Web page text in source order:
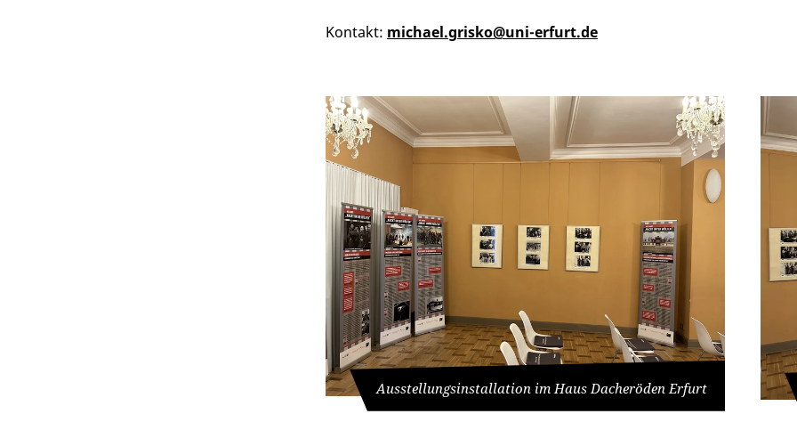
Kontakt: michael.grisko@uni-erfurt.de
Ausstellungsinstallation im Haus Dacheröden Erfurt